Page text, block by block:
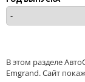
В этом разделе
Emgrand. Сайт